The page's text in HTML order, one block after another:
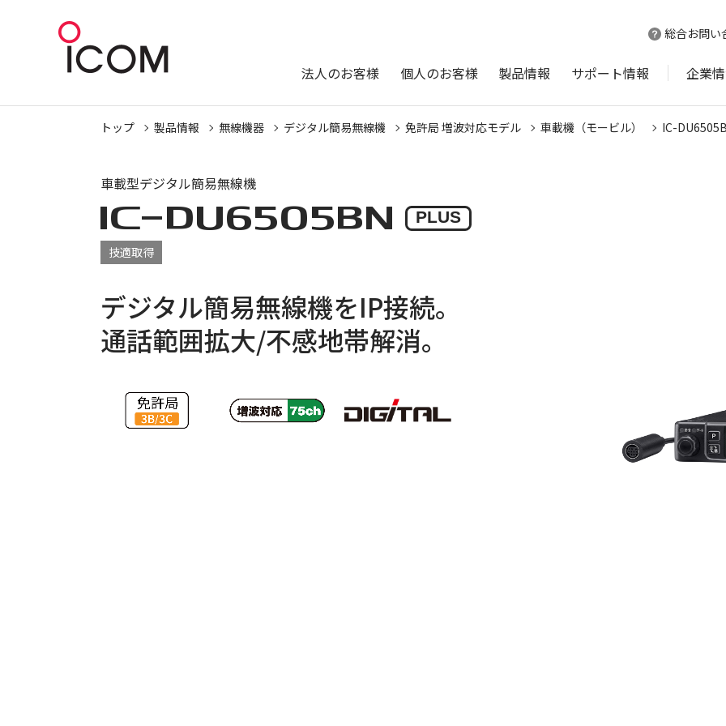
総合お問い
法人のお客様 個人のお客様 製品情報 サポート情報 企業
トップ 製品情報 無線機器 デジタル簡易無線機 免許局 増波対応モデル 車載機（モービル） IC-
車載型デジタル簡易無線機
IC-DU6505BN PLUS
技適取得
デジタル簡易無線機をIP接続。
通話範囲拡大/不感地帯解消。